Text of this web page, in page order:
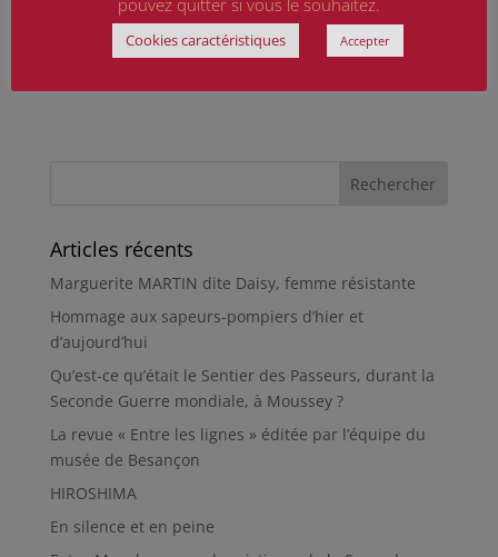
Articles récents
Marguerite MARTIN dite Daisy, femme résistante
Hommage aux sapeurs-pompiers d’hier et
d’aujourd’hui
Qu’est-ce qu’était le Sentier des Passeurs, durant la
Seconde Guerre mondiale, à Moussey ?
La revue « Entre les lignes » éditée par l’équipe du
musée de Besançon
HIROSHIMA
En silence et en peine
Cookies caractéristiques Accepter